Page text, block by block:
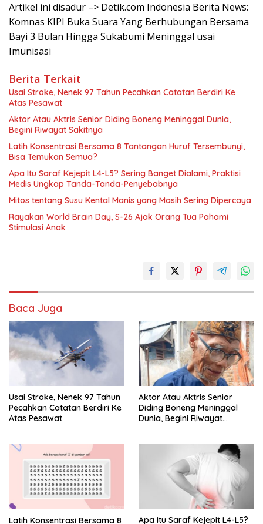
Artikel ini disadur –> Detik.com Indonesia Berita News:
Komnas KIPI Buka Suara Yang Berhubungan Bersama
Bayi 3 Bulan Hingga Sukabumi Meninggal usai
Imunisasi
Berita Terkait
Usai Stroke, Nenek 97 Tahun Pecahkan Catatan Berdiri Ke
Atas Pesawat
Aktor Atau Aktris Senior Diding Boneng Meninggal Dunia,
Begini Riwayat Sakitnya
Latih Konsentrasi Bersama 8 Tantangan Huruf Tersembunyi,
Bisa Temukan Semua?
Apa Itu Saraf Kejepit L4-L5? Sering Banget Dialami, Praktisi
Medis Ungkap Tanda-Tanda-Penyebabnya
Mitos tentang Susu Kental Manis yang Masih Sering Dipercaya
Rayakan World Brain Day, S-26 Ajak Orang Tua Pahami
Stimulasi Anak
Baca Juga
Usai Stroke, Nenek 97 Tahun
Pecahkan Catatan Berdiri Ke
Atas Pesawat
Aktor Atau Aktris Senior
Diding Boneng Meninggal
Dunia, Begini Riwayat
Latih Konsentrasi Bersama 8 Apa Itu Saraf Kejepit L4-L5?